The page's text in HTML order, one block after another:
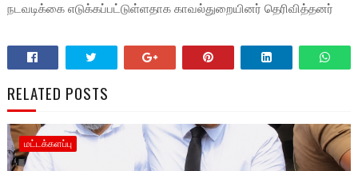
நடவடிக்கை எடுக்கப்பட்டுள்ளதாக காவல்துறையினர் தெரிவித்தனர்
RELATED POSTS
மட்டக்களப்பு